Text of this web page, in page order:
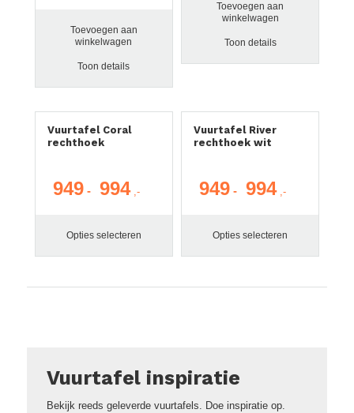
Toevoegen aan
winkelwagen
Toon details
Toevoegen aan
winkelwagen
Toon details
Vuurtafel Coral
rechthoek
949 - 994Prijsklasse:
Opties selecteren
Vuurtafel River
rechthoek wit
949 - 994Prijsklasse:
Opties selecteren
Vuurtafel inspiratie
Bekijk reeds geleverde vuurtafels. Doe inspiratie op.